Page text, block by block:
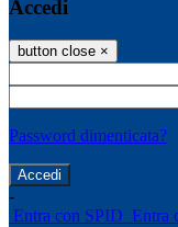
Accedi
button close ×
Password dimenticata?
-
Entra con SPID Entra